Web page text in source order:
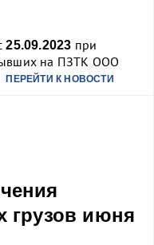
25.09.2023 при
на ПЗТК ООО
ПЕРЕЙТИ К НОВОСТИ
грузов июня